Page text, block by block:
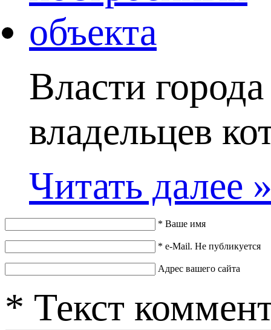
Власти
владельцев
Читать далее
* Ваше имя
* e-Mail. Не публикуется
Адрес вашего сайта
* Текст